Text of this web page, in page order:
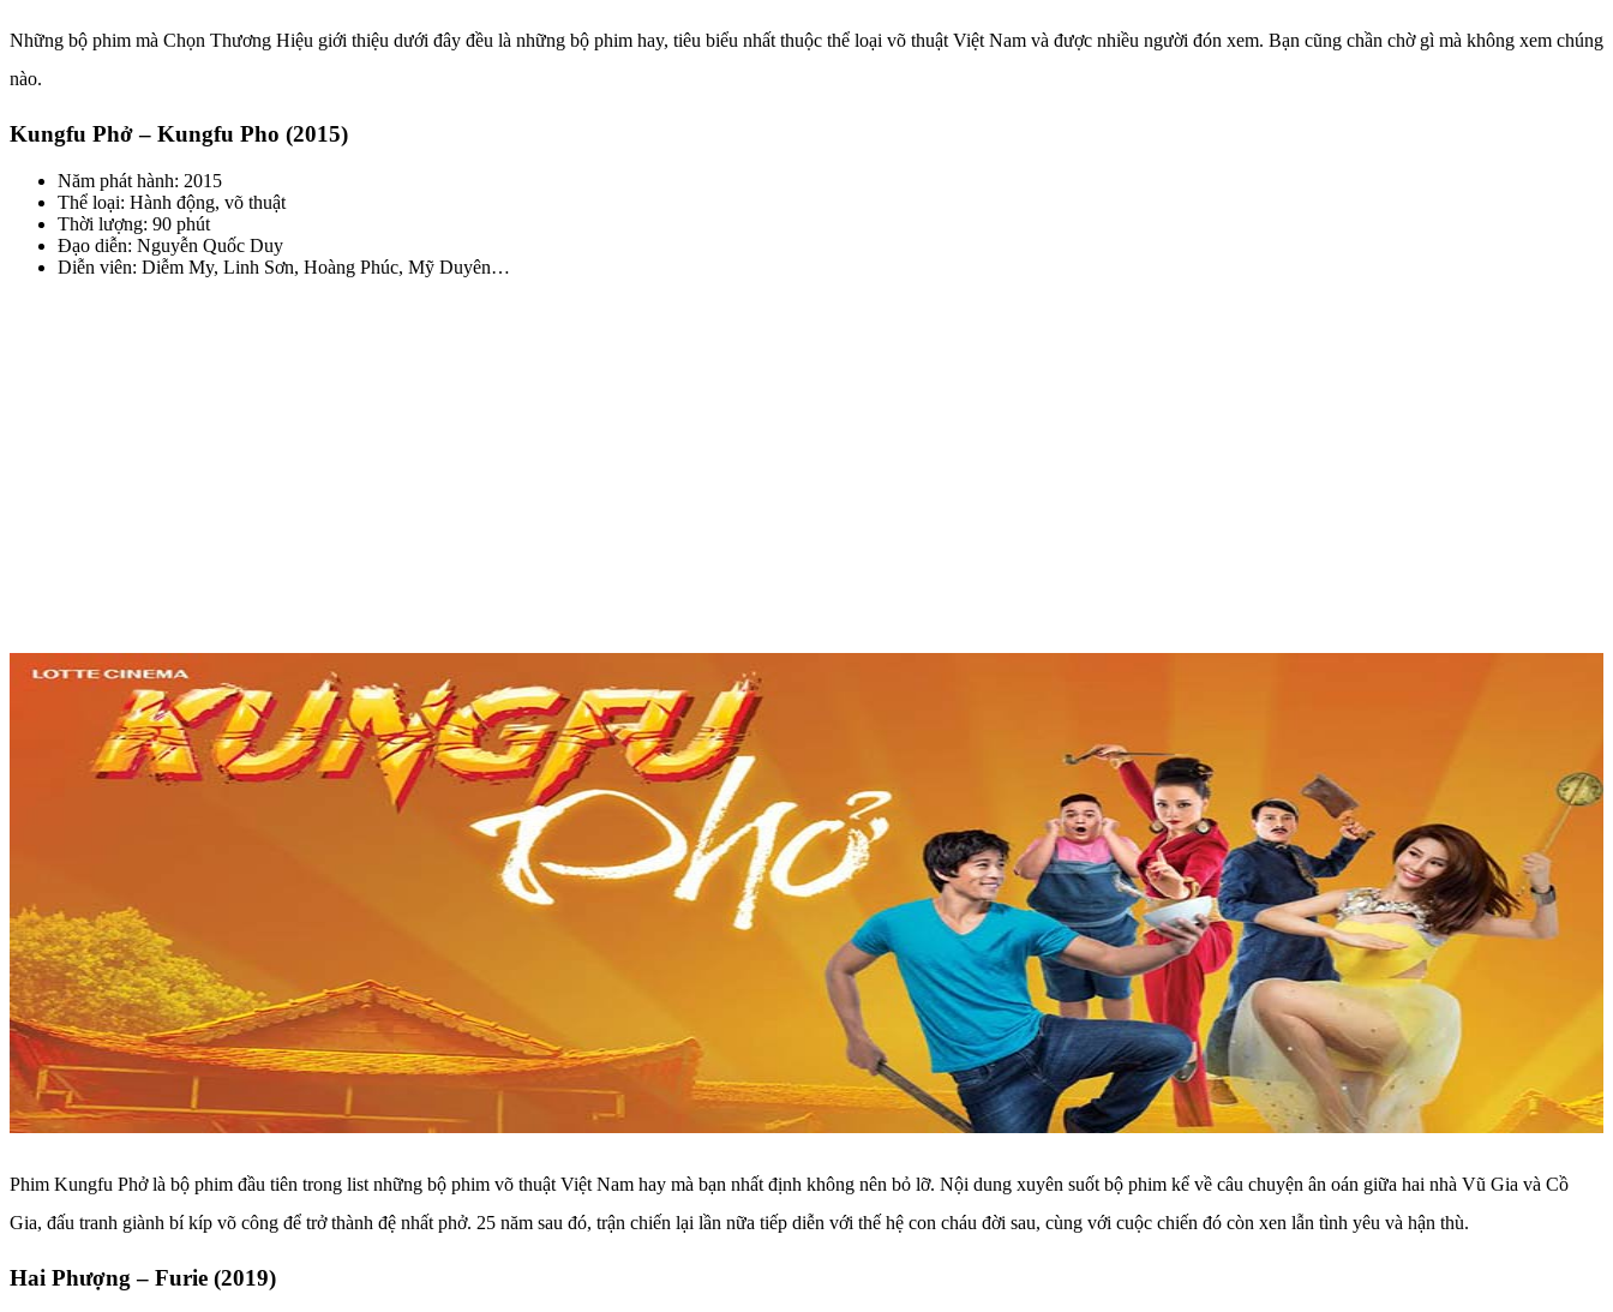
Những bộ phim mà Chọn Thương Hiệu giới thiệu dưới đây đều là những bộ phim hay, tiêu biểu nhất thuộc thể loại võ thuật Việt Nam và được nhiều người đón xem. Bạn cũng chần chờ gì mà không xem chúng
nào.
Kungfu Phở – Kungfu Pho (2015)
Năm phát hành: 2015
Thể loại: Hành động, võ thuật
Thời lượng: 90 phút
Đạo diễn: Nguyễn Quốc Duy
Diễn viên: Diễm My, Linh Sơn, Hoàng Phúc, Mỹ Duyên…
Phim Kungfu Phở là bộ phim đầu tiên trong list những bộ phim võ thuật Việt Nam hay mà bạn nhất định không nên bỏ lỡ. Nội dung xuyên suốt bộ phim kể về câu chuyện ân oán giữa hai nhà Vũ Gia và Cồ
Gia, đấu tranh giành bí kíp võ công để trở thành đệ nhất phở. 25 năm sau đó, trận chiến lại lần nữa tiếp diễn với thế hệ con cháu đời sau, cùng với cuộc chiến đó còn xen lẫn tình yêu và hận thù.
Hai Phượng – Furie (2019)